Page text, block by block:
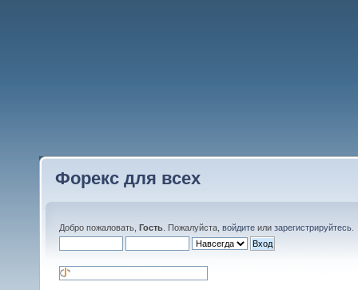
Форекс для всех
Добро пожаловать, Гость . Пожалуйста, войдите или зарегистрируйтесь